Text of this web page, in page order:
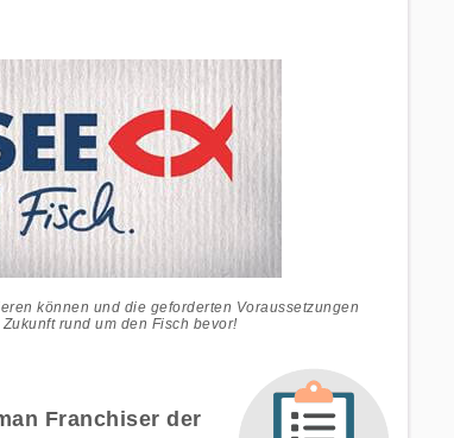
können und die geforderten Voraussetzungen
rund um den Fisch bevor!
Franchiser der